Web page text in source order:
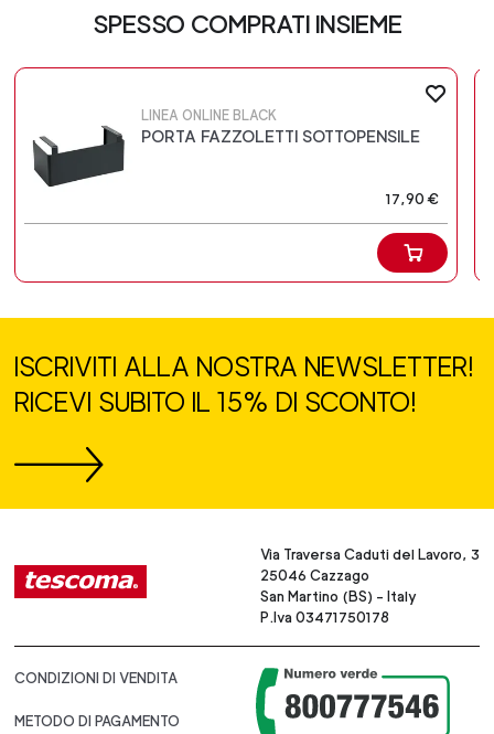
SPESSO COMPRATI INSIEME
LINEA ONLINE BLACK
PORTA FAZZOLETTI SOTTOPENSILE
17,90 €
ISCRIVITI ALLA NOSTRA NEWSLETTER!
RICEVI SUBITO IL 15% DI SCONTO!
Via Traversa Caduti del Lavoro, 3
25046 Cazzago
San Martino (BS) - Italy
P.Iva 03471750178
CONDIZIONI DI VENDITA
METODO DI PAGAMENTO